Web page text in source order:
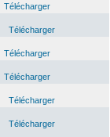
Télécharger
Télécharger
Télécharger
Télécharger
Télécharger
Télécharger